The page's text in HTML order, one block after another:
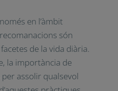
procés
món de